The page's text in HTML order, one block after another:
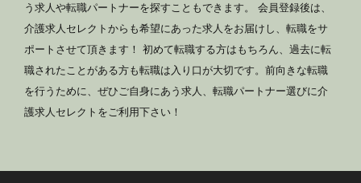
う求人や転職パートナーを探すこともできます。 会員登録後は、
介護求人セレクトからも希望にあった求人をお届けし、転職をサ
ポートさせて頂きます！ 初めて転職する方はもちろん、過去に転
職されたことがある方も転職は入り口が大切です。前向きな転職
を行うために、ぜひご自身にあう求人、転職パートナー選びに介
護求人セレクトをご利用下さい！